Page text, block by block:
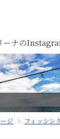
ナの
ジ
フィッシン